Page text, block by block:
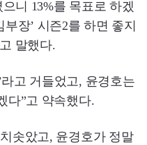
니 13%를 목표로 하겠
장’ 시즌2를 하면 좋지
말했다.
고 거들었고, 윤경호는
다”고 약속했다.
솟았고, 윤경호가 정말